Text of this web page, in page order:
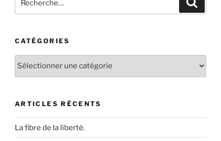
CATÉGORIES
Catégories
ARTICLES RÉCENTS
La fibre de la liberté.